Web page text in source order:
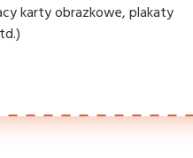
karty obrazkowe, plakaty